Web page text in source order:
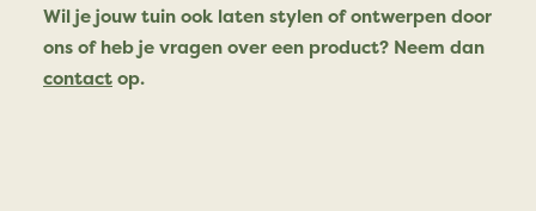
Wil je jouw tuin ook laten stylen of ontwerpen door
ons of heb je vragen over een product? Neem dan
contactop.